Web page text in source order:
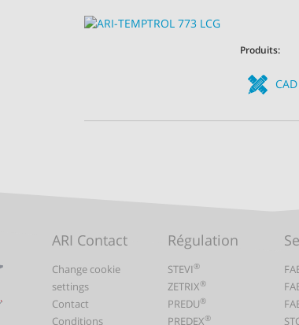
Produits:
CAD
ARI Contact
Change cookie
settings
Contact
Conditions
Régulation
STEVI®
ZETRIX®
PREDU®
PREDEX®